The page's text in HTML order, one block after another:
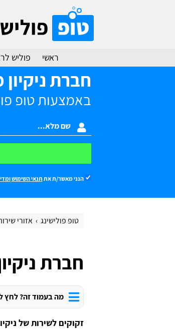
ראשי פוליש
חברת
באמצעות טופ
הנני מאשר/ת את תנאי השימוש
טופ פולישינג אזורי
חברת
מה בעמוד זה? לחץ
זקוקים לשירות של